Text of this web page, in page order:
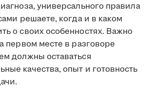
универсального правила
решаете, когда и в каком
о своих особенностях. Важно
первом месте в разговоре
должны оставаться
качества, опыт и готовность